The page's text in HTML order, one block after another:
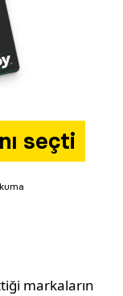
seçti
markaların